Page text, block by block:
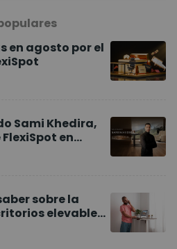
en agosto por el
Sami Khedira,
en
sobre la
elevables